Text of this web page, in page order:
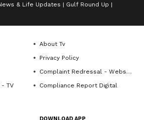
& Life Updates
Gulf Round Up
About Tv
Privacy Policy
Complaint Redressal - Website
TV
Compliance Report Digital
DOWNLOAD APP